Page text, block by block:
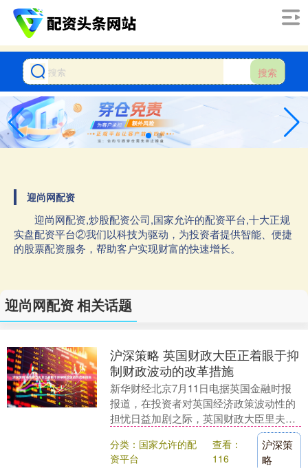
搜索
迎尚网配资
迎尚网配资,炒股配资公司,国家允许的配资平台,十大正规
实盘配资平台②我们以科技为驱动，为投资者提供智能、便捷
的股票配资服务，帮助客户实现财富的快速增长。
迎尚网配资 相关话题
沪深策略 英国财政大臣正着眼于抑
制财政波动的改革措施
新华财经北京7月11日电据英国金融时报
报道，在投资者对英国经济政策波动性的
担忧日益加剧之际，英国财政大臣里夫斯
正在研究对其预算制度进行改革，以避免
再次出现突如其....
分类：国家允许的配
资平台
查看：
116
沪深策
略